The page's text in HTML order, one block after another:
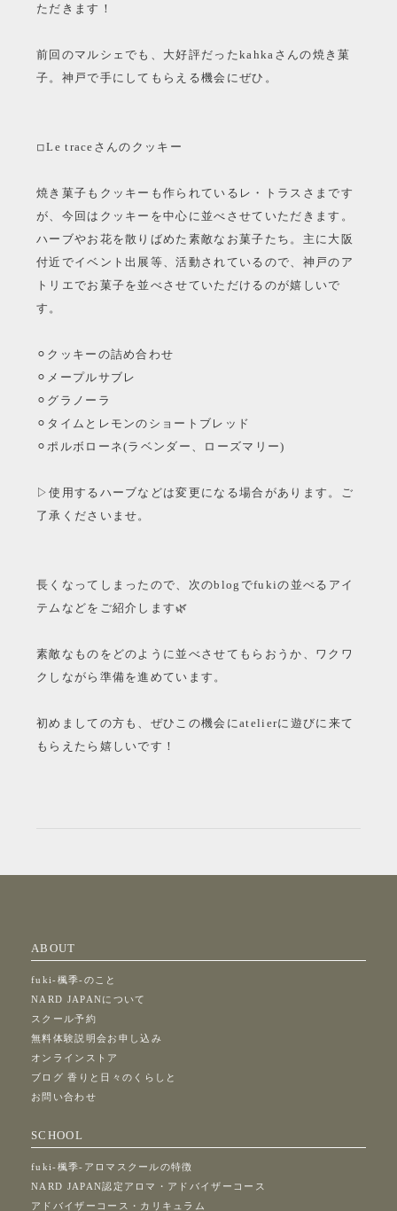
ただきます！
前回のマルシェでも、大好評だったkahkaさんの焼き菓
子。神戸で手にしてもらえる機会にぜひ。
◽︎Le traceさんのクッキー
焼き菓子もクッキーも作られているレ・トラスさまです
が、今回はクッキーを中心に並べさせていただきます。
ハーブやお花を散りばめた素敵なお菓子たち。主に大阪
付近でイベント出展等、活動されているので、神戸のア
トリエでお菓子を並べさせていただけるのが嬉しいで
す。
⚪︎クッキーの詰め合わせ
⚪︎メープルサブレ
⚪︎グラノーラ
⚪︎タイムとレモンのショートブレッド
⚪︎ポルボローネ(ラベンダー、ローズマリー)
▷使用するハーブなどは変更になる場合があります。ご
了承くださいませ。
長くなってしまったので、次のblogでfukiの並べるアイ
テムなどをご紹介します🌿
素敵なものをどのように並べさせてもらおうか、ワクワ
クしながら準備を進めています。
初めましての方も、ぜひこの機会にatelierに遊びに来て
もらえたら嬉しいです！
ABOUT
fuki-楓季-のこと
NARD JAPANについて
スクール予約
無料体験説明会お申し込み
オンラインストア
ブログ 香りと日々のくらしと
お問い合わせ
SCHOOL
fuki-楓季-アロマスクールの特徴
NARD JAPAN認定アロマ・アドバイザーコース
アドバイザーコース・カリキュラム